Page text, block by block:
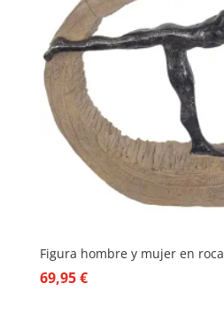
Figura hombre y mujer en roca
69,95€